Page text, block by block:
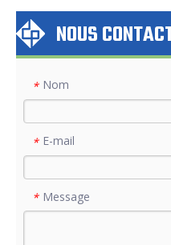
NOUS
* Nom
* E-mail
* Message